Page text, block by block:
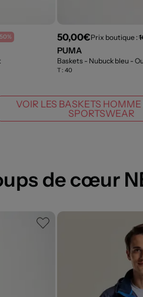
50,00€Prix boutique :
PUMA
Baskets - Nubuck bleu -
T :40
VOIR LES BASKETS
SPORTSWEAR
de cœur